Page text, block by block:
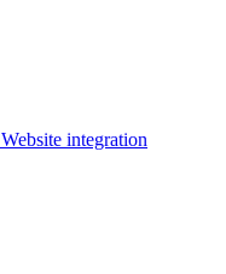
Website integration